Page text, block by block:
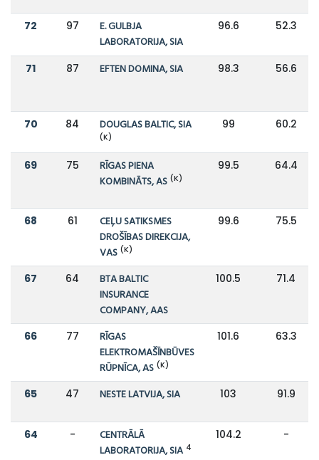
72 97
E. GULBJA
LABORATORIJA, SIA
96.6 52.3
71 87 EFTEN DOMINA, SIA 98.3 56.6
70 84 DOUGLAS BALTIC, SIA
(K)
99 60.2
69 75
RĪGAS PIENA
KOMBINĀTS, AS (K)
99.5 64.4
68 61
CEĻU SATIKSMES
DROŠĪBAS DIREKCIJA,
VAS (K)
99.6 75.5
67 64
BTA BALTIC
INSURANCE
COMPANY, AAS
100.5 71.4
66 77
RĪGAS
ELEKTROMAŠĪNBŪVES
RŪPNĪCA, AS (K)
101.6 63.3
65 47 NESTE LATVIJA, SIA 103 91.9
64 -
CENTRĀLĀ
LABORATORIJA, SIA 4
104.2 -